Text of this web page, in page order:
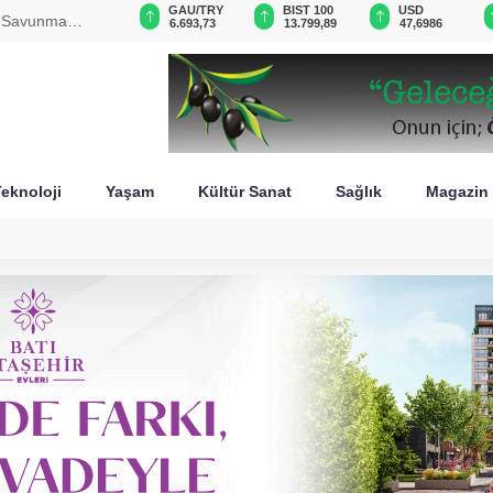
darbe! Operasyonun
0,0018
GAU/TRY
6.693,73
BIST 100
13.799,89
USD
47,6986
Yaşam Kültür Sanat Sağlık Magazin